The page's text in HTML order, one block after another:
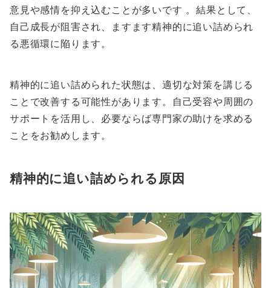
意見や感情を抑え込むことが多いです 。結果として、
自己成長が阻害され、ますます精神的に追い詰められ
る悪循環に陥ります。
精神的に追い詰められた状態は、適切な対策を講じる
ことで改善する可能性があります。自己受容や周囲の
サポートを活用し、必要ならば専門家の助けを求める
ことをお勧めします。
精神的に追い詰められる原因